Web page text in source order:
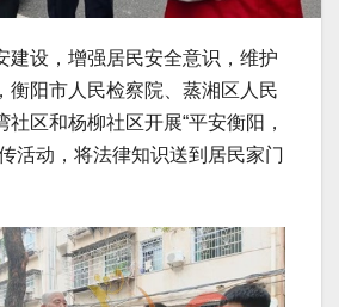
建设，增强居民安全意识，维护
衡阳市人民检察院、蒸湘区人民
区和杨柳社区开展“平安衡阳，
活动，将法律知识送到居民家门